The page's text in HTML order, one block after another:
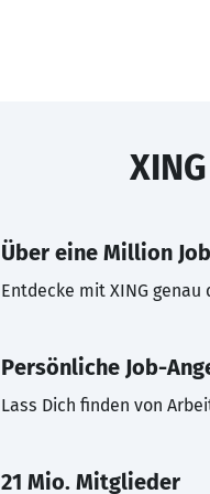
Über eine Million
Entdecke mit XING
Persönliche Job-
Lass Dich finden von
21 Mio. Mitglieder